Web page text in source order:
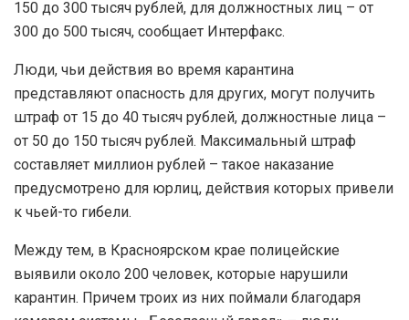
150 до 300 тысяч рублей, для должностных лиц – от
300 до 500 тысяч, сообщает Интерфакс.
Люди, чьи действия во время карантина
представляют опасность для других, могут получить
штраф от 15 до 40 тысяч рублей, должностные лица –
от 50 до 150 тысяч рублей. Максимальный штраф
составляет миллион рублей – такое наказание
предусмотрено для юрлиц, действия которых привели
к чьей-то гибели.
Между тем, в Красноярском крае полицейские
выявили около 200 человек, которые нарушили
карантин. Причем троих из них поймали благодаря